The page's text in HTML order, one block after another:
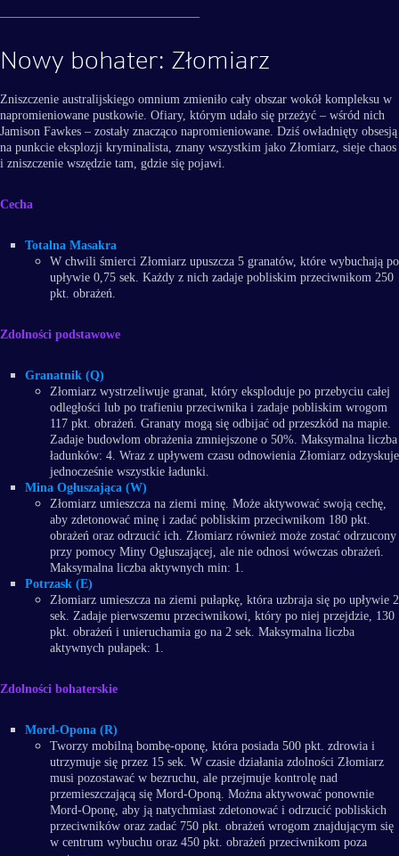
Nowy bohater: Złomiarz
Zniszczenie australijskiego omnium zmieniło cały obszar wokół kompleksu w
napromieniowane pustkowie. Ofiary, którym udało się przeżyć – wśród nich
Jamison Fawkes – zostały znacząco napromieniowane. Dziś owładnięty obsesją
na punkcie eksplozji kryminalista, znany wszystkim jako Złomiarz, sieje chaos
i zniszczenie wszędzie tam, gdzie się pojawi.
Cecha
Totalna Masakra
W chwili śmierci Złomiarz upuszcza 5 granatów, które wybuchają po
upływie 0,75 sek. Każdy z nich zadaje pobliskim przeciwnikom 250
pkt. obrażeń.
Zdolności podstawowe
Granatnik (Q)
Złomiarz wystrzeliwuje granat, który eksploduje po przebyciu całej
odległości lub po trafieniu przeciwnika i zadaje pobliskim wrogom
117 pkt. obrażeń. Granaty mogą się odbijać od przeszkód na mapie.
Zadaje budowlom obrażenia zmniejszone o 50%. Maksymalna liczba
ładunków: 4. Wraz z upływem czasu odnowienia Złomiarz odzyskuje
jednocześnie wszystkie ładunki.
Mina Ogłuszająca (W)
Złomiarz umieszcza na ziemi minę. Może aktywować swoją cechę,
aby zdetonować minę i zadać pobliskim przeciwnikom 180 pkt.
obrażeń oraz odrzucić ich. Złomiarz również może zostać odrzucony
przy pomocy Miny Ogłuszającej, ale nie odnosi wówczas obrażeń.
Maksymalna liczba aktywnych min: 1.
Potrzask (E)
Złomiarz umieszcza na ziemi pułapkę, która uzbraja się po upływie 2
sek. Zadaje pierwszemu przeciwnikowi, który po niej przejdzie, 130
pkt. obrażeń i unieruchamia go na 2 sek. Maksymalna liczba
aktywnych pułapek: 1.
Zdolności bohaterskie
Mord-Opona (R)
Tworzy mobilną bombę-oponę, która posiada 500 pkt. zdrowia i
utrzymuje się przez 15 sek. W czasie działania zdolności Złomiarz
musi pozostawać w bezruchu, ale przejmuje kontrolę nad
przemieszczającą się Mord-Oponą. Można aktywować ponownie
Mord-Oponę, aby ją natychmiast zdetonować i odrzucić pobliskich
przeciwników oraz zadać 750 pkt. obrażeń wrogom znajdującym się
w centrum wybuchu oraz 450 pkt. obrażeń przeciwnikom poza